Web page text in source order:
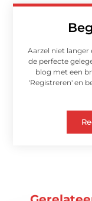
Aarzel niet
de perfecte
blog met een
'Registreren' en